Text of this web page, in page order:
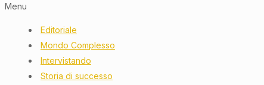
Menu
Editoriale
Mondo Complesso
Intervistando
Storia di successo